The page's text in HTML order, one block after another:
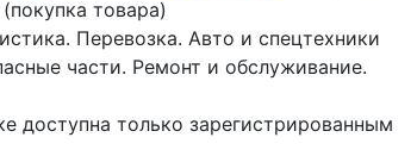
товара)
Перевозка. Авто и спецтехники
части. Ремонт и обслуживание.
доступна только зарегистрированным